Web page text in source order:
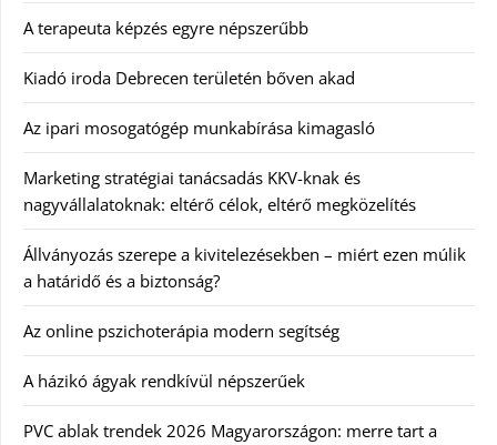
A terapeuta képzés egyre népszerűbb
Kiadó iroda Debrecen területén bőven akad
Az ipari mosogatógép munkabírása kimagasló
Marketing stratégiai tanácsadás KKV-knak és
nagyvállalatoknak: eltérő célok, eltérő megközelítés
Állványozás szerepe a kivitelezésekben – miért ezen múlik
a határidő és a biztonság?
Az online pszichoterápia modern segítség
A házikó ágyak rendkívül népszerűek
PVC ablak trendek 2026 Magyarországon: merre tart a